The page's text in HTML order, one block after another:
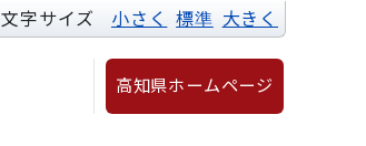
文字サイズ 小さく 標準 大きく
高知県ホームページ